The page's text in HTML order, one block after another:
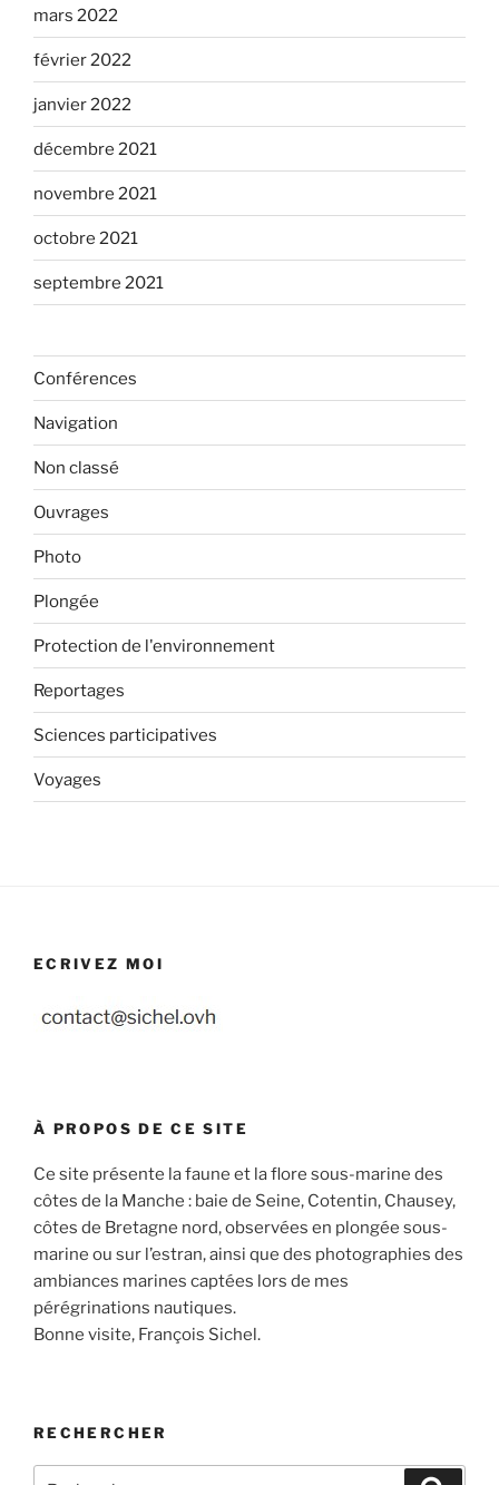
mars 2022
février 2022
janvier 2022
décembre 2021
novembre 2021
octobre 2021
septembre 2021
Conférences
Navigation
Non classé
Ouvrages
Photo
Plongée
Protection de l'environnement
Reportages
Sciences participatives
Voyages
ECRIVEZ MOI
À PROPOS DE CE SITE
Ce site présente la faune et la flore sous-marine des
côtes de la Manche : baie de Seine, Cotentin, Chausey,
côtes de Bretagne nord, observées en plongée sous-
marine ou sur l’estran, ainsi que des photographies des
ambiances marines captées lors de mes
pérégrinations nautiques.
Bonne visite, François Sichel.
RECHERCHER